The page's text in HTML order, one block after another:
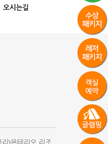
오시는길